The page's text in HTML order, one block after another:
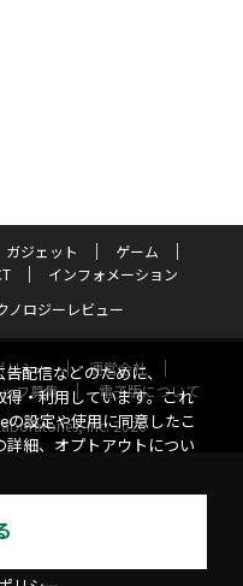
ガジェット
ゲーム
インフォメーション
ノロジーレビュー
リシー
運営会社
フ募集
電子版について
Inc. 2026
配信などのために、
・利用しています。これ
設定や使用に同意したこ
詳細、オプトアウトについ